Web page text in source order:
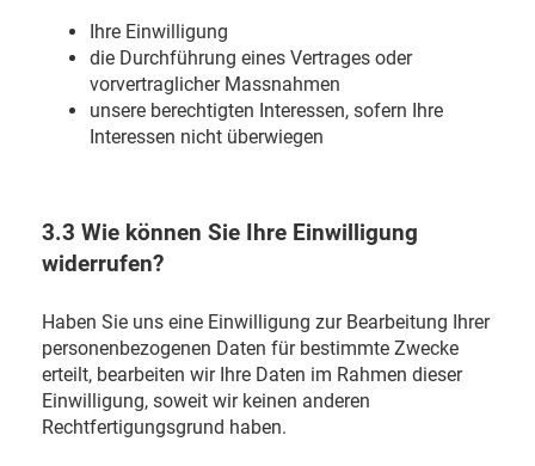
Ihre Einwilligung
die Durchführung eines Vertrages oder
vorvertraglicher Massnahmen
unsere berechtigten Interessen, sofern Ihre
Interessen nicht überwiegen
3.3 Wie können Sie Ihre Einwilligung
widerrufen?
Haben Sie uns eine Einwilligung zur Bearbeitung Ihrer
personenbezogenen Daten für bestimmte Zwecke
erteilt, bearbeiten wir Ihre Daten im Rahmen dieser
Einwilligung, soweit wir keinen anderen
Rechtfertigungsgrund haben.